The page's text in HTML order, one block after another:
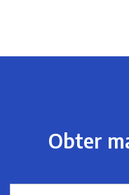
Obter